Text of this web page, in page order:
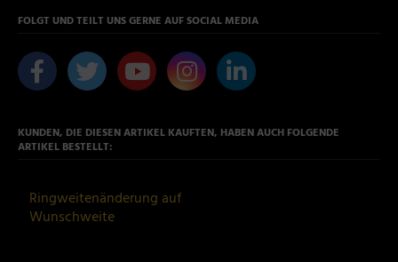
FOLGT UND TEILT UNS GERNE AUF SOCIAL MEDIA
KUNDEN, DIE DIESEN ARTIKEL KAUFTEN, HABEN AUCH FOLGENDE
ARTIKEL BESTELLT:
Ringweitenänderung auf
Wunschweite